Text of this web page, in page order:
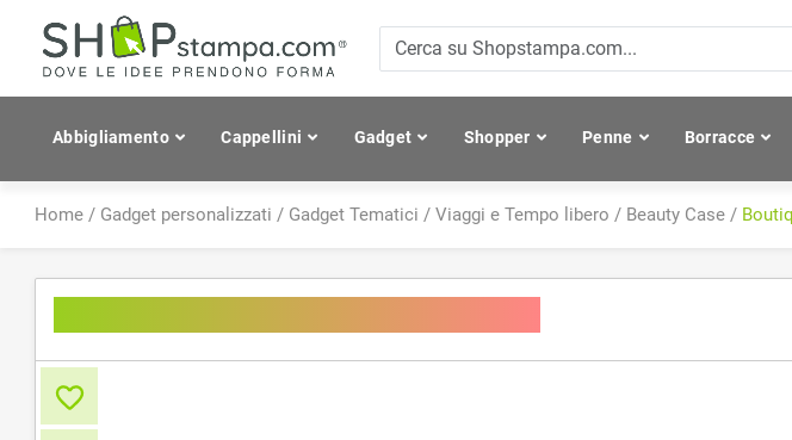
Abbigliamento Cappellini Gadget Shopper Penne Borracce
Home / Gadget personalizzati / Gadget Tematici / Viaggi e Tempo libero / Beauty Case /